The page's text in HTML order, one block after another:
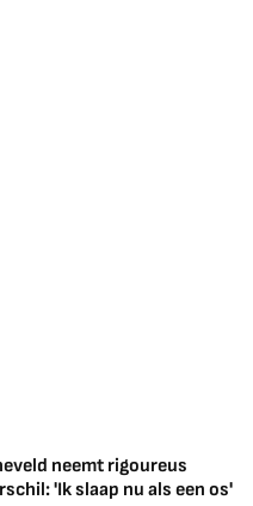
neemt rigoureus
'Ik slaap nu als een os'